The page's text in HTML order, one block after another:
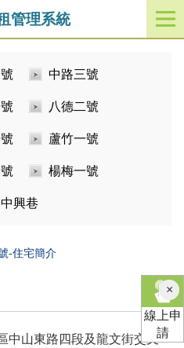
管理系統
開
啟
中路三號
八德二號
蘆竹一號
楊梅一號
興巷
-住宅簡介
中山東路四段及龍文街交叉
×關
閉
線上申
請